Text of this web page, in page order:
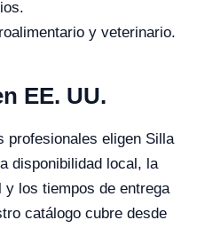
y veterinario.
EE. UU.
profesionales eligen Silla
disponibilidad local, la
y los tiempos de entrega
catálogo cubre desde